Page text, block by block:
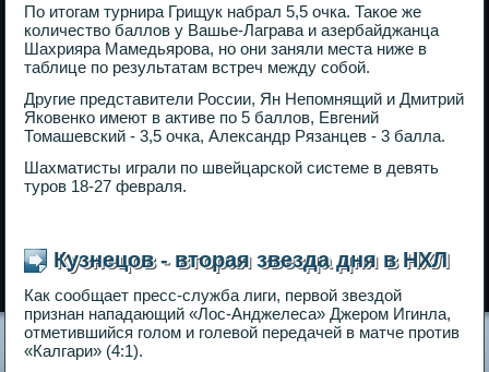
По итогам турнира Грищук набрал 5,5 очка. Такое же
количество баллов у Вашье-Лаграва и азербайджанца
Шахрияра Мамедьярова, но они заняли места ниже в
таблице по результатам встреч между собой.
Другие представители России, Ян Непомнящий и Дмитрий
Яковенко имеют в активе по 5 баллов, Евгений
Томашевский - 3,5 очка, Александр Рязанцев - 3 балла.
Шахматисты играли по швейцарской системе в девять
туров 18-27 февраля.
Кузнецов - вторая звезда дня в НХЛ
Как сообщает пресс-служба лиги, первой звездой
признан нападающий «Лос-Анджелеса» Джером Игинла,
отметившийся голом и голевой передачей в матче против
«Калгари» (4:1).